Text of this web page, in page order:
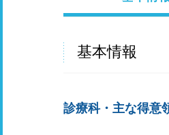
基本情報
診療科・主な得意